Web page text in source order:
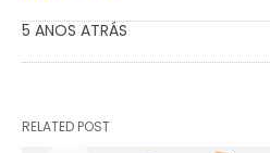
5 ANOS ATRÁS
RELATED POST